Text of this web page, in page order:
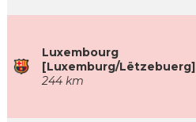
Luxembourg
[Luxemburg/Lëtzebuerg]
244 km